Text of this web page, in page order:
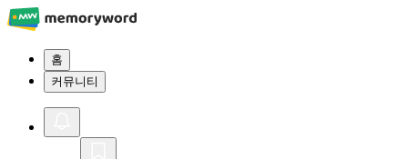
홈
커뮤니티